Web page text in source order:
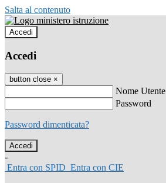
Salta al contenuto
Accedi
Accedi
button close ×
Nome Utente
Password
Password dimenticata?
-
Entra con SPID Entra con CIE